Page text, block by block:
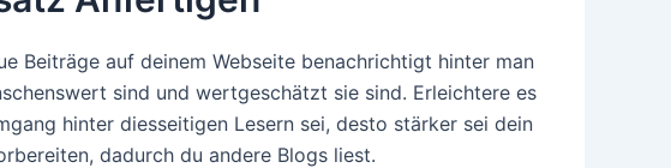
Beiträge auf deinem Webseite benachrichtigt hinter man
sind und wertgeschätzt sie sind. Erleichtere es
hinter diesseitigen Lesern sei, desto stärker sei dein
dadurch du andere Blogs liest.